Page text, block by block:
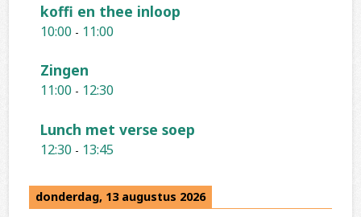
koffi en thee inloop
10:00 - 11:00
Zingen
11:00 - 12:30
Lunch met verse soep
12:30 - 13:45
donderdag, 13 augustus 2026